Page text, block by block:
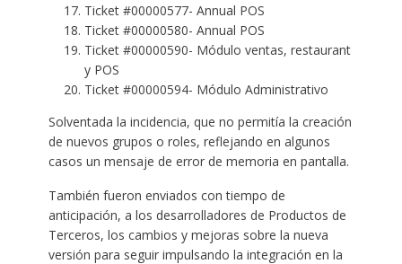
Ticket #00000577- Annual POS
Ticket #00000580- Annual POS
Ticket #00000590- Módulo ventas, restaurant
y POS
Ticket #00000594- Módulo Administrativo
Solventada la incidencia, que no permitía la creación
de nuevos grupos o roles, reflejando en algunos
casos un mensaje de error de memoria en pantalla.
También fueron enviados con tiempo de
anticipación, a los desarrolladores de Productos de
Terceros, los cambios y mejoras sobre la nueva
versión para seguir impulsando la integración en la